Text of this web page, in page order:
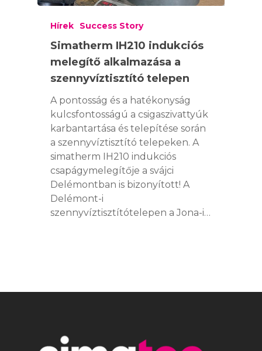
Hírek Success Story
Simatherm IH210 indukciós
melegítő alkalmazása a
szennyvíztisztító telepen
A pontosság és a hatékonyság
kulcsfontosságú a csigaszivattyúk
karbantartása és telepítése során
a szennyvíztisztító telepeken. A
simatherm IH210 indukciós
csapágymelegítője a svájci
Delémontban is bizonyított! A
Delémont-i
szennyvíztisztítótelepen a Jona-i…